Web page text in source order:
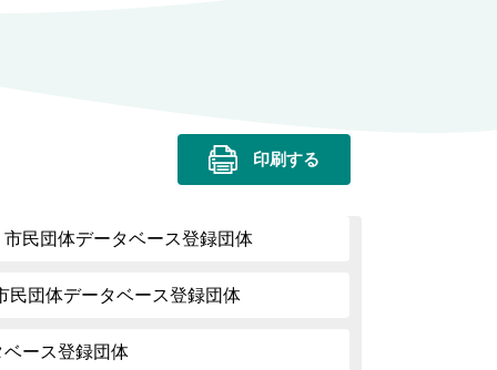
印刷する
民団体データベース登録団体
民団体データベース登録団体
ース登録団体